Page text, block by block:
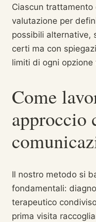
Ciascun
valutazione per
possibili alternative,
certi ma con
limiti di ogni opzione
Come
approccio
Il nostro metodo si
fondamentali:
terapeutico
prima visita